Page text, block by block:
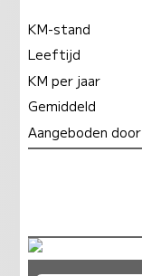
KM-stand
Leeftijd
KM per jaar
Gemiddeld
Aangeboden door